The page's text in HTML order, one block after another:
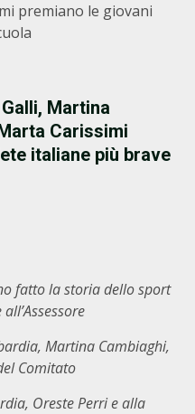
premiano le giovani
Martina
Carissimi
italiane più brave
fatto la storia dello sport
Martina Cambiaghi,
Comitato
Oreste Perrie alla